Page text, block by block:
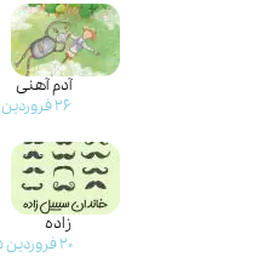
آدم آهنی
۲۶ فروردین ۰۵
زاده
۲۰ فروردین ۰۵